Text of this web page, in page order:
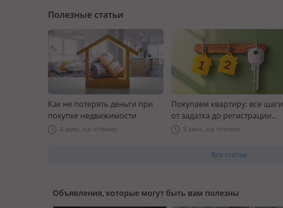
Полезные статьи
Как не потерять деньги при
покупке недвижимости
4 мин. на чтение
Покупаем квартиру: все шаги
от задатка до регистрации
прав5 мин. на чтение
Все статьи
Объявления, которые могут быть вам полезны